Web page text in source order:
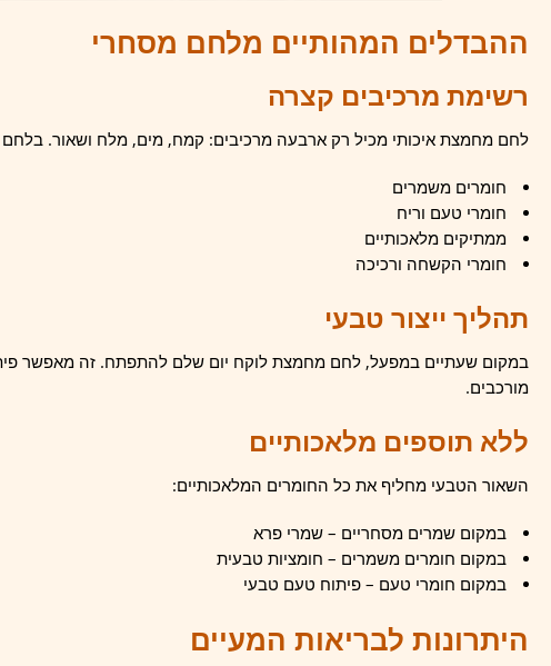
ההבדלים המהותיים מלחם מסחרי
רשימת מרכיבים קצרה
לחם מחמצת איכותי מכיל רק ארבעה מרכיבים: קמח, מים, מלח ושאור.
חומרים משמרים
חומרי טעם וריח
ממתיקים מלאכותיים
חומרי הקשחה ורכיכה
תהליך ייצור טבעי
במקום שעתיים במפעל, לחם מחמצת לוקח יום שלם להתפתח. זה מאפשר
מורכבים.
ללא תוספים מלאכותיים
השאור הטבעי מחליף את כל החומרים המלאכותיים:
במקום שמרים מסחריים – שמרי פרא
במקום חומרים משמרים – חומציות טבעית
במקום חומרי טעם – פיתוח טעם טבעי
היתרונות לבריאות המעיים